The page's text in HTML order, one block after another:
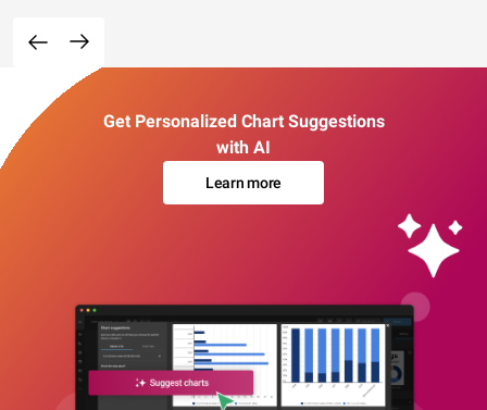
Get Personalized Chart Suggestions
with AI
Learn more